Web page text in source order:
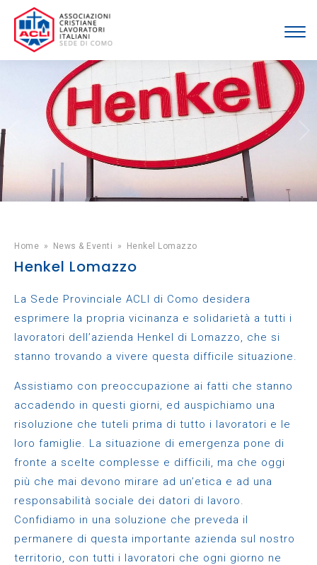
Home » News & Eventi » Henkel Lomazzo
Henkel Lomazzo
La Sede Provinciale ACLI di Como desidera
esprimere la propria vicinanza e solidarietà a tutti i
lavoratori dell’azienda Henkel di Lomazzo, che si
stanno trovando a vivere questa difficile situazione.
Assistiamo con preoccupazione ai fatti che stanno
accadendo in questi giorni, ed auspichiamo una
risoluzione che tuteli prima di tutto i lavoratori e le
loro famiglie. La situazione di emergenza pone di
fronte a scelte complesse e difficili, ma che oggi
più che mai devono mirare ad un’etica e ad una
responsabilità sociale dei datori di lavoro.
Confidiamo in una soluzione che preveda il
permanere di questa importante azienda sul nostro
territorio, con tutti i lavoratori che ogni giorno ne